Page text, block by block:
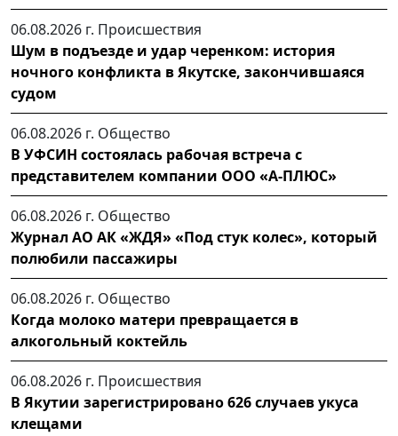
06.08.2026 г. Происшествия
Шум в подъезде и удар черенком: история
ночного конфликта в Якутске, закончившаяся
судом
06.08.2026 г. Общество
В УФСИН состоялась рабочая встреча с
представителем компании ООО «А-ПЛЮС»
06.08.2026 г. Общество
Журнал АО АК «ЖДЯ» «Под стук колес», который
полюбили пассажиры
06.08.2026 г. Общество
Когда молоко матери превращается в
алкогольный коктейль
06.08.2026 г. Происшествия
В Якутии зарегистрировано 626 случаев укуса
клещами